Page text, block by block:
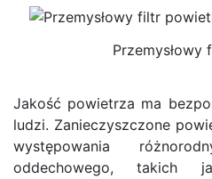
Jakość powietrza ma
ludzi. Zanieczyszczone
występowania
oddechowego, takich